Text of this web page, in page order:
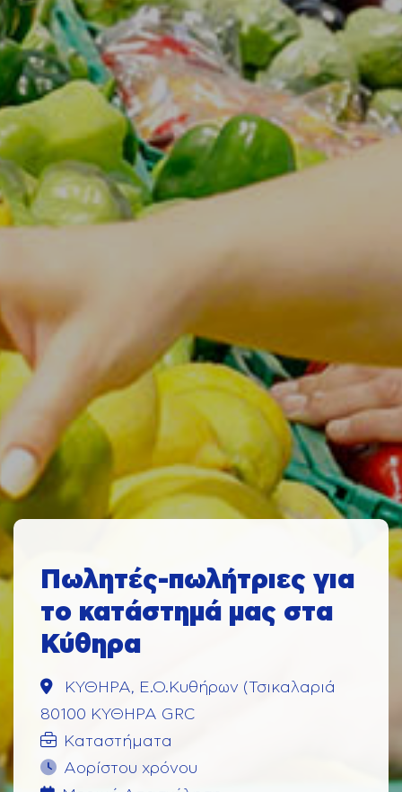
Πωλητές-πωλήτριες για
το κατάστημά μας στα
Κύθηρα
ΚΥΘΗΡΑ, Ε.Ο.Κυθήρων (Τσικαλαριά
80100 ΚΥΘΗΡΑ GRC
Καταστήματα
Αορίστου χρόνου